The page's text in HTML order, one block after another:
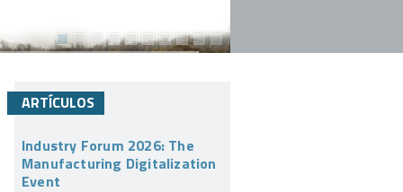
ARTÍCULOS
Industry Forum 2026: The
Manufacturing Digitalization
Event